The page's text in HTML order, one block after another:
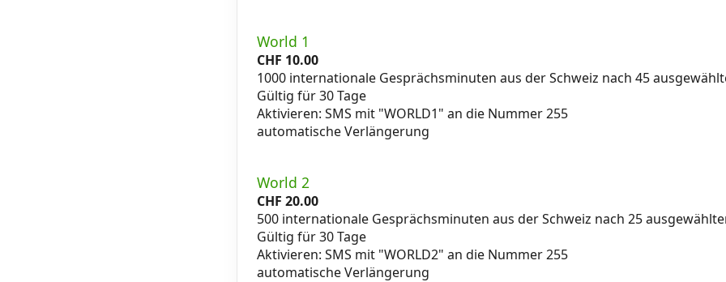
World 1
CHF 10.00
1000 internationale Gesprächsminuten aus der Schweiz nach 45
Gültig für 30 Tage
Aktivieren: SMS mit "WORLD1" an die Nummer 255
automatische Verlängerung
World 2
CHF 20.00
500 internationale Gesprächsminuten aus der Schweiz nach 25
Gültig für 30 Tage
Aktivieren: SMS mit "WORLD2" an die Nummer 255
automatische Verlängerung